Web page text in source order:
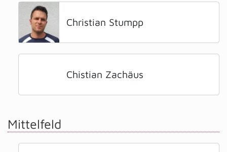
Christian Stumpp
Chistian Zachäus
Mittelfeld